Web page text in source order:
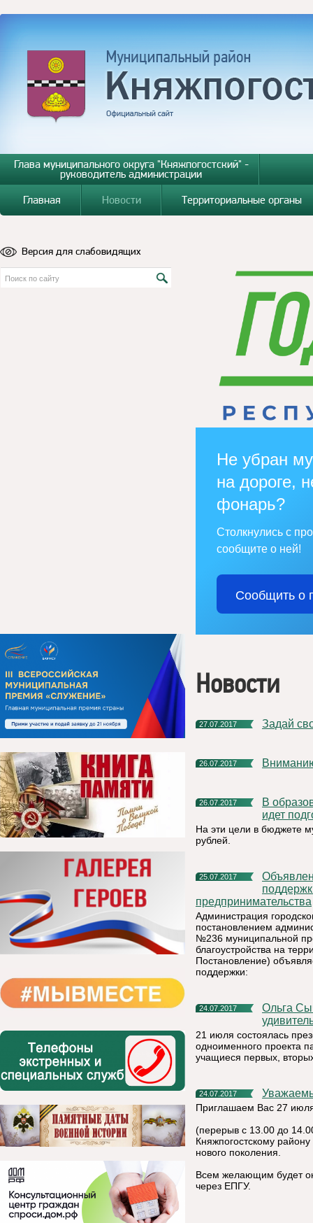
Глава муниципального округа "Княжпогостский" -
руководитель администрации
Главная
Новости Территориальные органы
Версия для слабовидящих
Не убран
на дороге,
фонарь?
Столкнулись с
сообщите о ней!
Сообщить о
Новости
27.07.2017 Задай
26.07.2017
26.07.2017
В образовательных учреждениях Княжпогостского района
идет
На эти цели в бюджете
рублей.
25.07.2017
Объявление о приеме заявок на получение финансовой
предпринимательства
Администрация
постановлением
№236 муниципальной
благоустройства на
Постановление)
поддержки:
24.07.2017
Ольга Сычугова: «Новый дневник расскажет школьникам об
21 июля состоялась
одноименного проекта
учащиеся первых,
24.07.2017
Приглашаем Вас 27
(перерыв с 13.00 до
Княжпогостскому
нового поколения.
Всем желающим будет
через ЕПГУ.